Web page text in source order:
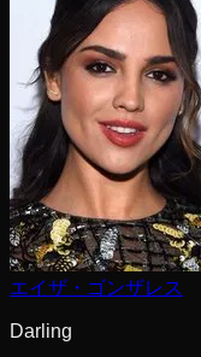
エイザ・ゴンザレス
Darling